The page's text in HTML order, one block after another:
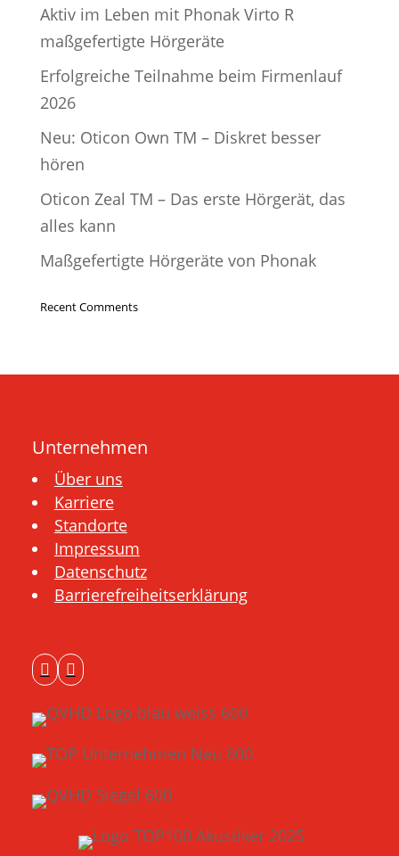
Aktiv im Leben mit Phonak Virto R
maßgefertigte Hörgeräte
Erfolgreiche Teilnahme beim Firmenlauf
2026
Neu: Oticon Own TM – Diskret besser
hören
Oticon Zeal TM – Das erste Hörgerät, das
alles kann
Maßgefertigte Hörgeräte von Phonak
Recent Comments
Unternehmen
Über uns
Karriere
Standorte
Impressum
Datenschutz
Barrierefreiheitserklärung
 